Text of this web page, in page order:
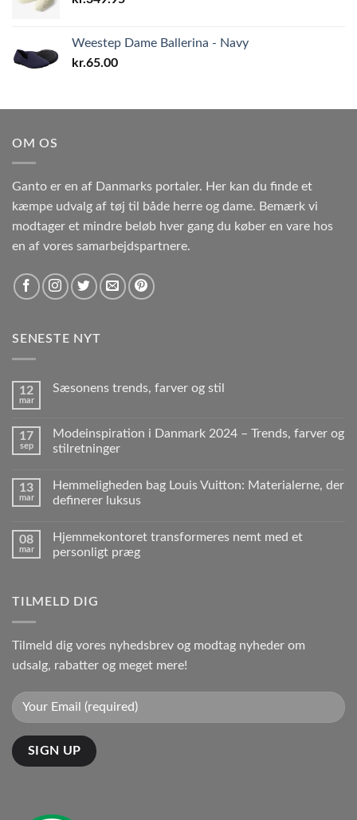
Weestep Dame Ballerina - Navy
kr.65.00
OM OS
Ganto er en af Danmarks portaler. Her kan du finde et
kæmpe udvalg af tøj til både herre og dame. Bemærk vi
modtager et mindre beløb hver gang du køber en vare hos
en af vores samarbejdspartnere.
SENESTE NYT
12
mar
Sæsonens trends, farver og stil
17
sep
Modeinspiration i Danmark 2024 – Trends, farver og
stilretninger
13
mar
Hemmeligheden bag Louis Vuitton: Materialerne, der
definerer luksus
08
mar
Hjemmekontoret transformeres nemt med et
personligt præg
TILMELD DIG
Tilmeld dig vores nyhedsbrev og modtag nyheder om
udsalg, rabatter og meget mere!